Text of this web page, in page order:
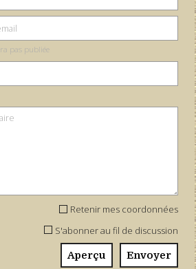
pas publiée
Retenir mes coordonnées
S'abonner au fil de discussion